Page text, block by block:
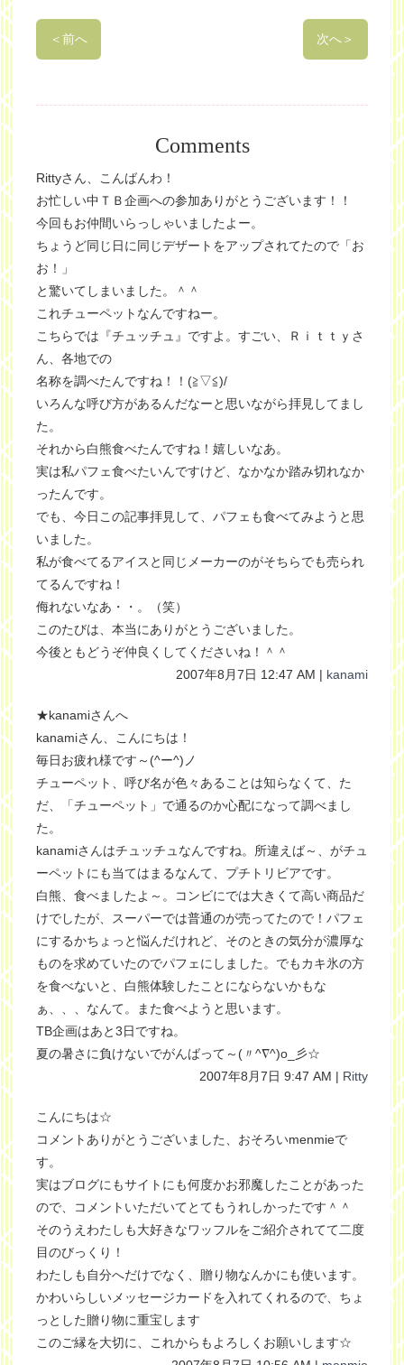
＜前へ 次へ＞
Comments
Rittyさん、こんばんわ！
お忙しい中ＴＢ企画への参加ありがとうございます！！
今回もお仲間いらっしゃいましたよー。
ちょうど同じ日に同じデザートをアップされてたので「お
お！」
と驚いてしまいました。＾＾
これチューペットなんですねー。
こちらでは『チュッチュ』ですよ。すごい、Ｒｉｔｔｙさ
ん、各地での
名称を調べたんですね！！(≧▽≦)/
いろんな呼び方があるんだなーと思いながら拝見してまし
た。
それから白熊食べたんですね！嬉しいなあ。
実は私パフェ食べたいんですけど、なかなか踏み切れなか
ったんです。
でも、今日この記事拝見して、パフェも食べてみようと思
いました。
私が食べてるアイスと同じメーカーのがそちらでも売られ
てるんですね！
侮れないなあ・・。（笑）
このたびは、本当にありがとうございました。
今後ともどうぞ仲良くしてくださいね！＾＾
2007年8月7日 12:47 AM | kanami
★kanamiさんへ
kanamiさん、こんにちは！
毎日お疲れ様です～(^ー^)ノ
チューペット、呼び名が色々あることは知らなくて、た
だ、「チューペット」で通るのか心配になって調べまし
た。
kanamiさんはチュッチュなんですね。所違えば～、がチュ
ーペットにも当てはまるなんて、プチトリビアです。
白熊、食べましたよ～。コンビにでは大きくて高い商品だ
けでしたが、スーパーでは普通のが売ってたので！パフェ
にするかちょっと悩んだけれど、そのときの気分が濃厚な
ものを求めていたのでパフェにしました。でもカキ氷の方
を食べないと、白熊体験したことにならないかもな
ぁ、、、なんて。また食べようと思います。
TB企画はあと3日ですね。
夏の暑さに負けないでがんばって～(〃^∇^)o_彡☆
2007年8月7日 9:47 AM | Ritty
こんにちは☆
コメントありがとうございました、おそろいmenmieで
す。
実はブログにもサイトにも何度かお邪魔したことがあった
ので、コメントいただいてとてもうれしかったです＾＾
そのうえわたしも大好きなワッフルをご紹介されてて二度
目のびっくり！
わたしも自分へだけでなく、贈り物なんかにも使います。
かわいらしいメッセージカードを入れてくれるので、ちょ
っとした贈り物に重宝します
このご縁を大切に、これからもよろしくお願いします☆